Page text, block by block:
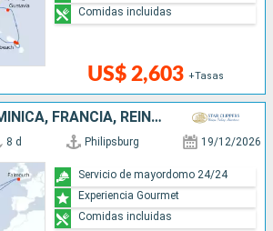
US$ 2,603 +Tasas
Comidas incluidas
SAN MARTÍN, DOMINICA, FRANCIA, REINO UNIDO
8 d Philipsburg 19/12/2026
Servicio de mayordomo 24/24
Experiencia Gourmet
Comidas incluidas